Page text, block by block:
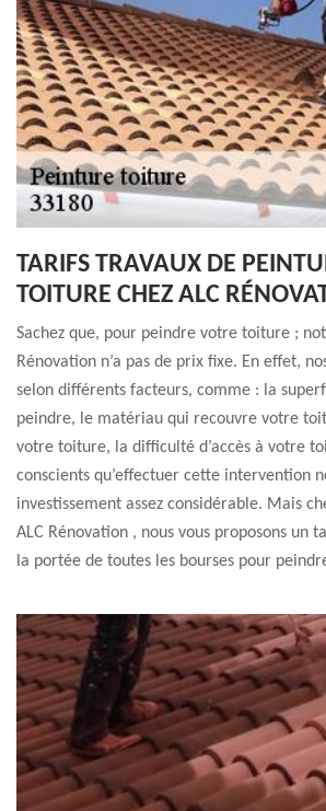
TARIFS TRAVAUX DE
TOITURE CHEZ ALC
Sachez que, pour peindre votre toiture ;
Rénovation n’a pas de prix fixe. En effet,
selon différents facteurs, comme : la
peindre, le matériau qui recouvre votre
votre toiture, la difficulté d’accès à votre
conscients qu’effectuer cette intervention
investissement assez considérable. Mais
ALC Rénovation , nous vous proposons un
la portée de toutes les bourses pour